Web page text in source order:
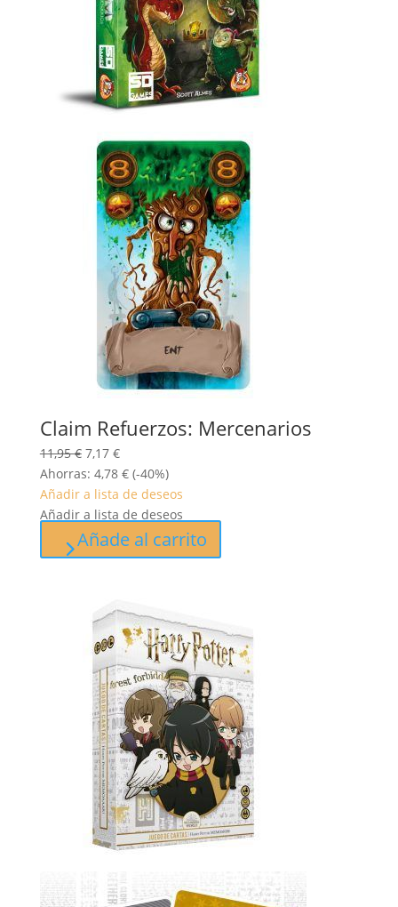
Claim Refuerzos: Mercenarios
11,95€ El
precio
original
era:
11,95 €.
7,17 €El
precio
actual
es:
7,17 €.
Ahorras: 4,78 € (-40%)
Añadir a lista de deseos
Añadir a lista de deseos
Añade al carrito